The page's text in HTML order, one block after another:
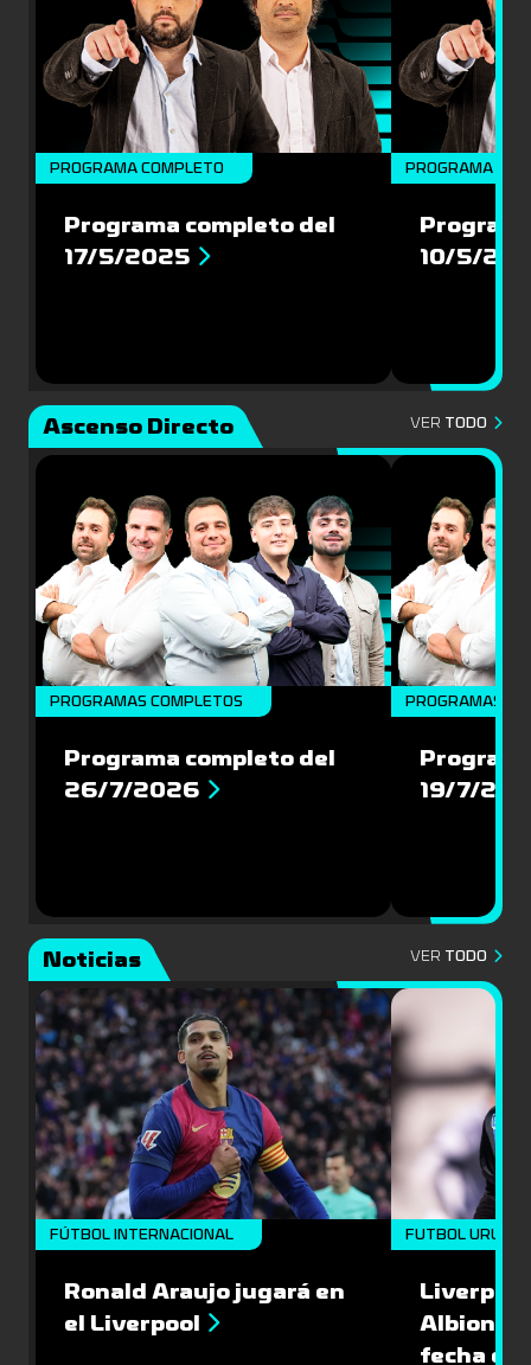
PROGRAMA COMPLETO
Programa completo del
17/5/2025
PROGRAMA
10/5/
Ascenso Directo VER TODO
PROGRAMAS COMPLETOS
Programa completo del
26/7/2026
PROGRAMAS
19/7/
Noticias VER TODO
FÚTBOL INTERNACIONAL
Ronald Araujo jugará en
el Liverpool
FUTBOL
Albion
fecha